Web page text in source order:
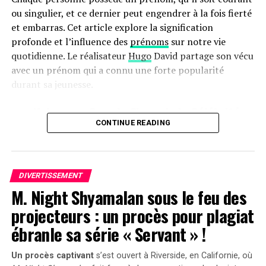
ou singulier, et ce dernier peut engendrer à la fois fierté
et embarras. Cet article explore la signification
profonde et l’influence des prénomssur notre vie
quotidienne. Le réalisateurHugoDavid partage son vécu
avec un prénom qui a connu une forte popularité
durant sa jeunesse.
une Naissance Sous le Signe de la Célébrité
Hugo David est né en 2000 àTours, une époque où le
prénom Hugo était en plein essor. Ses parents, Caroline
Enzo, également très en vogue à cette période. « Je
pense que mes parents ont opté pour un prénom parmi
les plus répandus en France plutôt qu’en hommage à
Victor Hugo », confie-t-il.
Une Enfance Entourée d’Autres « Hugo »
CONTINUE READING
DIVERTISSEMENT
M. Night Shyamalan sous le feu des
projecteurs : un procès pour plagiat
ébranle sa série « Servant » !
Un procès captivants’est ouvert à Riverside, en Californie, où